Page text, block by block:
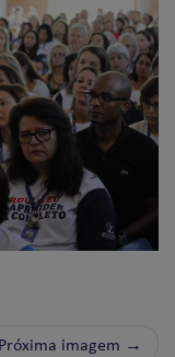
Próxima imagem →